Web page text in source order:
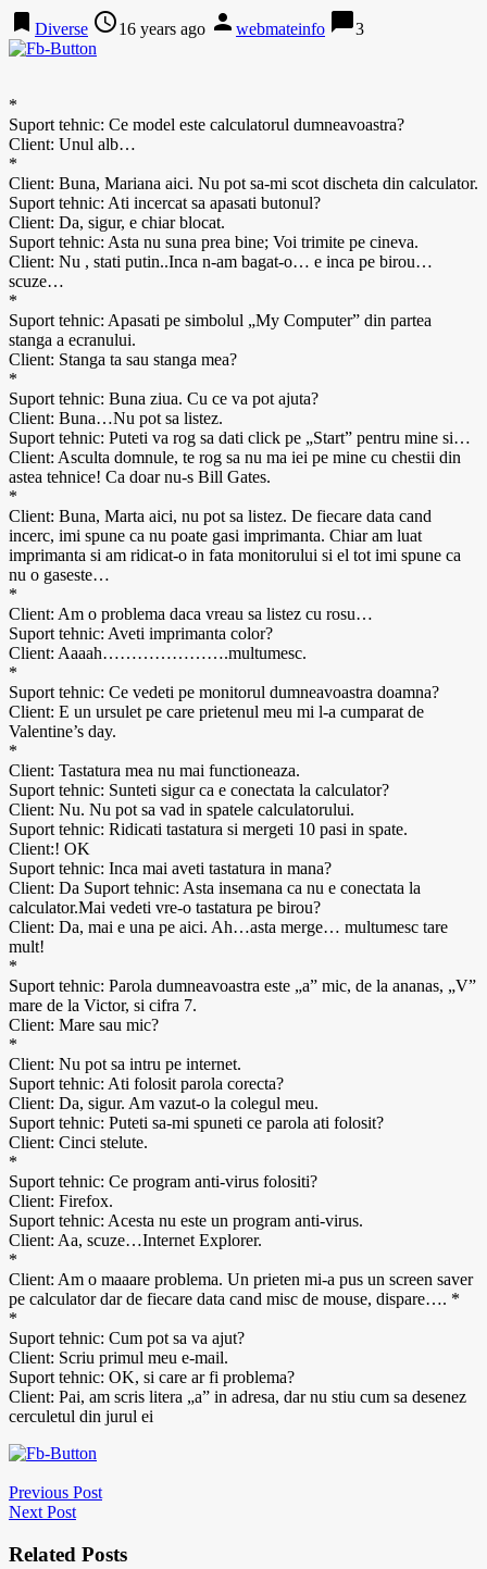
bookmark Diverse access_time16 years ago person webmateinfo chat_bubble3
*
Suport tehnic: Ce model este calculatorul dumneavoastra?
Client: Unul alb…
*
Client: Buna, Mariana aici. Nu pot sa-mi scot discheta din calculator.
Suport tehnic: Ati incercat sa apasati butonul?
Client: Da, sigur, e chiar blocat.
Suport tehnic: Asta nu suna prea bine; Voi trimite pe cineva.
Client: Nu , stati putin..Inca n-am bagat-o… e inca pe birou…
scuze…
*
Suport tehnic: Apasati pe simbolul „My Computer” din partea
stanga a ecranului.
Client: Stanga ta sau stanga mea?
*
Suport tehnic: Buna ziua. Cu ce va pot ajuta?
Client: Buna…Nu pot sa listez.
Suport tehnic: Puteti va rog sa dati click pe „Start” pentru mine si…
Client: Asculta domnule, te rog sa nu ma iei pe mine cu chestii din
astea tehnice! Ca doar nu-s Bill Gates.
*
Client: Buna, Marta aici, nu pot sa listez. De fiecare data cand
incerc, imi spune ca nu poate gasi imprimanta. Chiar am luat
imprimanta si am ridicat-o in fata monitorului si el tot imi spune ca
nu o gaseste…
*
Client: Am o problema daca vreau sa listez cu rosu…
Suport tehnic: Aveti imprimanta color?
Client: Aaaah………………….multumesc.
*
Suport tehnic: Ce vedeti pe monitorul dumneavoastra doamna?
Client: E un ursulet pe care prietenul meu mi l-a cumparat de
Valentine’s day.
*
Client: Tastatura mea nu mai functioneaza.
Suport tehnic: Sunteti sigur ca e conectata la calculator?
Client: Nu. Nu pot sa vad in spatele calculatorului.
Suport tehnic: Ridicati tastatura si mergeti 10 pasi in spate.
Client:! OK
Suport tehnic: Inca mai aveti tastatura in mana?
Client: Da Suport tehnic: Asta insemana ca nu e conectata la
calculator.Mai vedeti vre-o tastatura pe birou?
Client: Da, mai e una pe aici. Ah…asta merge… multumesc tare
mult!
*
Suport tehnic: Parola dumneavoastra este „a” mic, de la ananas, „V”
mare de la Victor, si cifra 7.
Client: Mare sau mic?
*
Client: Nu pot sa intru pe internet.
Suport tehnic: Ati folosit parola corecta?
Client: Da, sigur. Am vazut-o la colegul meu.
Suport tehnic: Puteti sa-mi spuneti ce parola ati folosit?
Client: Cinci stelute.
*
Suport tehnic: Ce program anti-virus folositi?
Client: Firefox.
Suport tehnic: Acesta nu este un program anti-virus.
Client: Aa, scuze…Internet Explorer.
*
Client: Am o maaare problema. Un prieten mi-a pus un screen saver
pe calculator dar de fiecare data cand misc de mouse, dispare…. *
*
Suport tehnic: Cum pot sa va ajut?
Client: Scriu primul meu e-mail.
Suport tehnic: OK, si care ar fi problema?
Client: Pai, am scris litera „a” in adresa, dar nu stiu cum sa desenez
cerculetul din jurul ei
Previous Post
Next Post
Related Posts